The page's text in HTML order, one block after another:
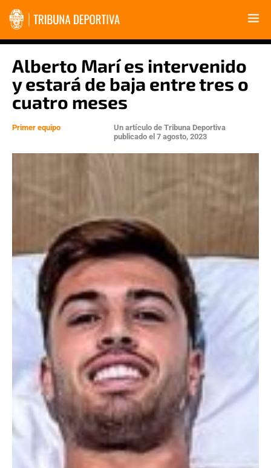
Alberto Marí es intervenido
y estará de baja entre tres o
cuatro meses
Primer equipo Un artículo de Tribuna Deportiva
publicado el 7 agosto, 2023